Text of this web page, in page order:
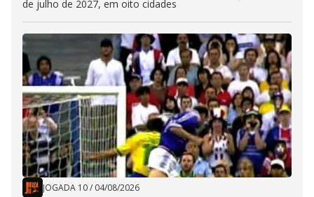
de julho de 2027, em oito cidades
JOGADA 10/ 04/08/2026